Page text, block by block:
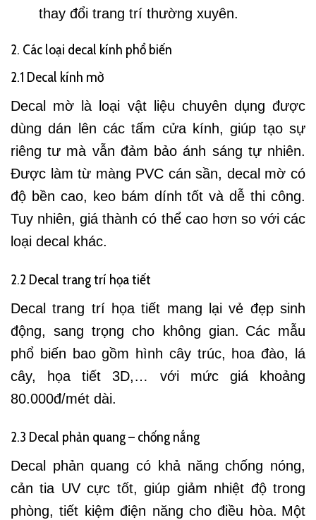
thay đổi trang trí thường xuyên.
2. Các loại decal kính phổ biến
2.1 Decal kính mờ
Decal mờ là loại vật liệu chuyên dụng được
dùng dán lên các tấm cửa kính, giúp tạo sự
riêng tư mà vẫn đảm bảo ánh sáng tự nhiên.
Được làm từ màng PVC cán sần, decal mờ có
độ bền cao, keo bám dính tốt và dễ thi công.
Tuy nhiên, giá thành có thể cao hơn so với các
loại decal khác.
2.2 Decal trang trí họa tiết
Decal trang trí họa tiết mang lại vẻ đẹp sinh
động, sang trọng cho không gian. Các mẫu
phổ biến bao gồm hình cây trúc, hoa đào, lá
cây, họa tiết 3D,… với mức giá khoảng
80.000đ/mét dài.
2.3 Decal phản quang – chống nắng
Decal phản quang có khả năng chống nóng,
cản tia UV cực tốt, giúp giảm nhiệt độ trong
phòng, tiết kiệm điện năng cho điều hòa. Một